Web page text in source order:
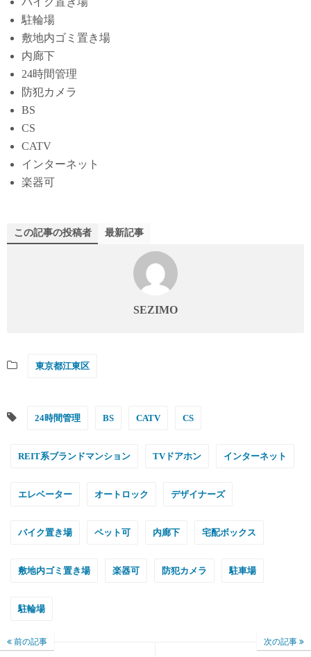
駐輪場
敷地内ゴミ置き場
内廊下
24時間管理
防犯カメラ
BS
CS
CATV
インターネット
楽器可
この記事の投稿者 最新記事
SEZIMO
東京都江東区
24時間管理 BS CATV CS
REIT系ブランドマンション TVドアホン インターネット
エレベーター オートロック デザイナーズ
バイク置き場 ペット可 内廊下 宅配ボックス
敷地内ゴミ置き場 楽器可 防犯カメラ 駐車場
駐輪場
前の記事 次の記事